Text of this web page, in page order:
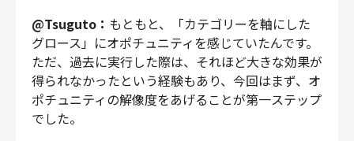
@Tsuguto： もともと、「カテゴリーを軸にした
グロース」にオポチュニティを感じていたんです。
ただ、過去に実行した際は、それほど大きな効果が
得られなかったという経験もあり、今回はまず、オ
ポチュニティの解像度をあげることが第一ステップ
でした。